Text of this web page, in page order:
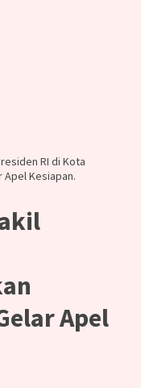
RI di Kota
Apel Kesiapan.
Apel